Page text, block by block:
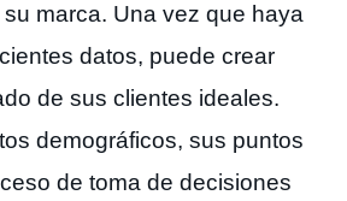
marca. Una vez que haya
datos, puede crear
de sus clientes ideales.
demográficos, sus puntos
de toma de decisiones